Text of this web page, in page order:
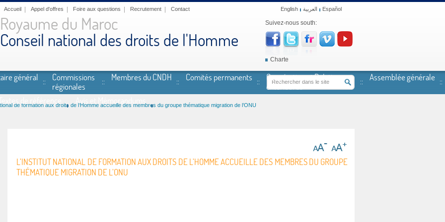
Accueil Appel d'offres Foire aux questions Recrutement Contact English العربية Español
Royaume du Maroc
Conseil national des droits de l'Homme
Suivez-nous south:
Charte
général
Commissions
régionales
Membres du CNDH Comités permanents
Coopération et Relations
extérieures
Assemblée générale
de formation aux droits de l’Homme accueille des membres du groupe thématique migration de l’ONU
L’INSTITUT NATIONAL DE FORMATION AUX DROITS DE L’HOMME ACCUEILLE DES MEMBRES DU GROUPE
THÉMATIQUE MIGRATION DE L’ONU